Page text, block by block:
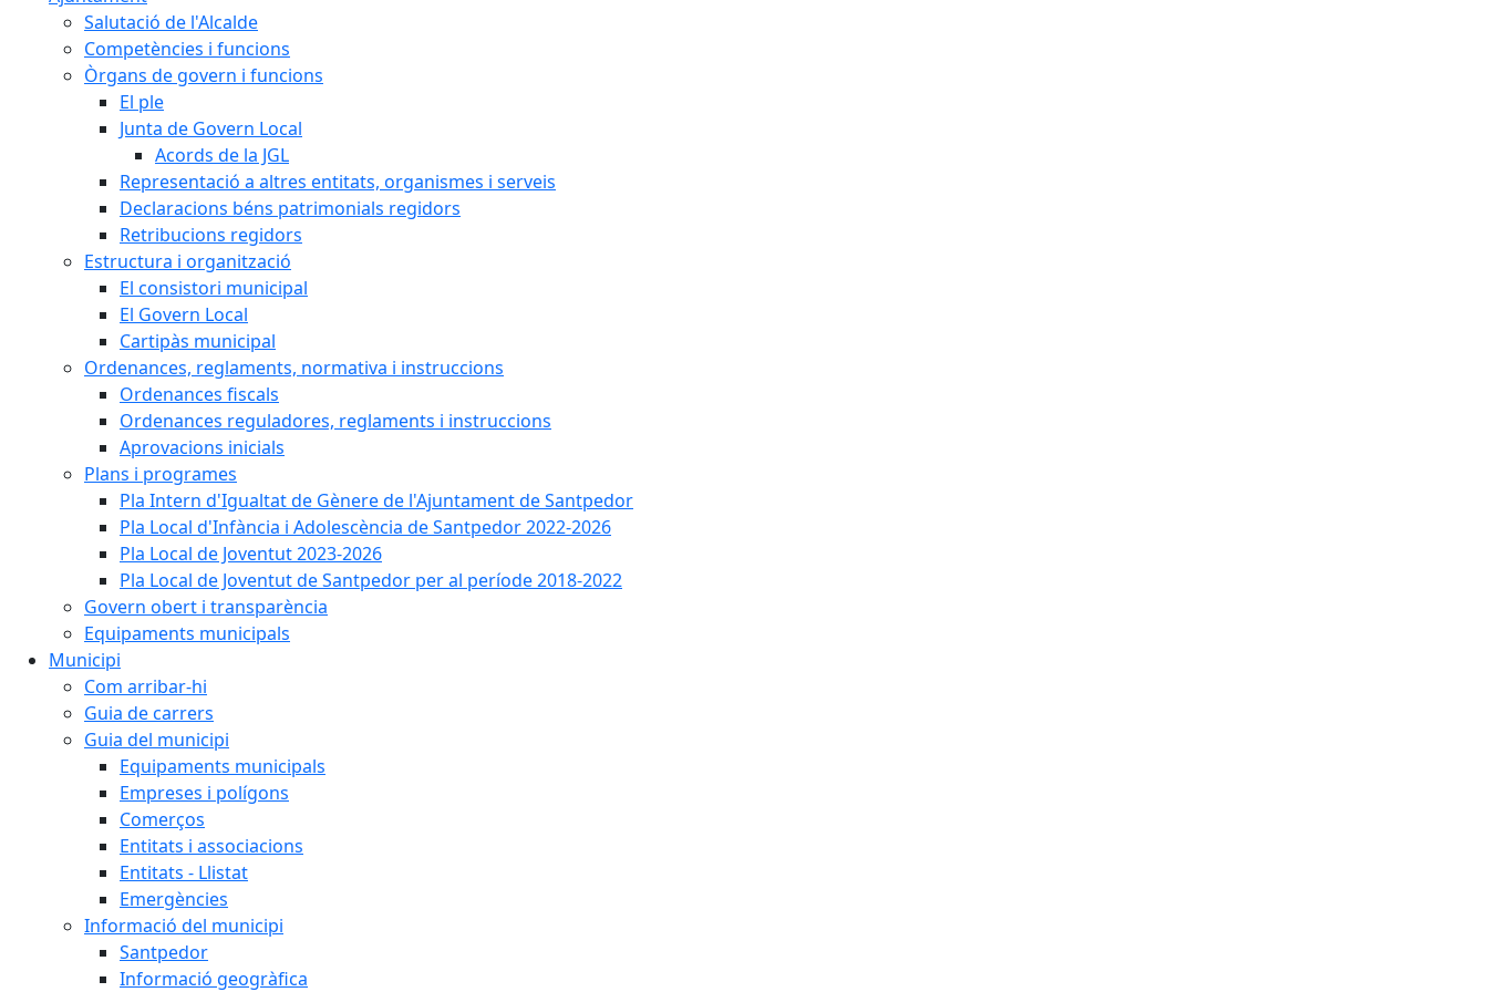
Salutació de l'Alcalde
Competències i funcions
Òrgans de govern i funcions
El ple
Junta de Govern Local
Acords de la JGL
Representació a altres entitats, organismes i serveis
Declaracions béns patrimonials regidors
Retribucions regidors
Estructura i organització
El consistori municipal
El Govern Local
Cartipàs municipal
Ordenances, reglaments, normativa i instruccions
Ordenances fiscals
Ordenances reguladores, reglaments i instruccions
Aprovacions inicials
Plans i programes
Pla Intern d'Igualtat de Gènere de l'Ajuntament de Santpedor
Pla Local d'Infància i Adolescència de Santpedor 2022-2026
Pla Local de Joventut 2023-2026
Pla Local de Joventut de Santpedor per al període 2018-2022
Govern obert i transparència
Equipaments municipals
Municipi
Com arribar-hi
Guia de carrers
Guia del municipi
Equipaments municipals
Empreses i polígons
Comerços
Entitats i associacions
Entitats - Llistat
Emergències
Informació del municipi
Santpedor
Informació geogràfica